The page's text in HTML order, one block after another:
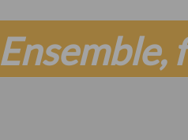
Ensemble,